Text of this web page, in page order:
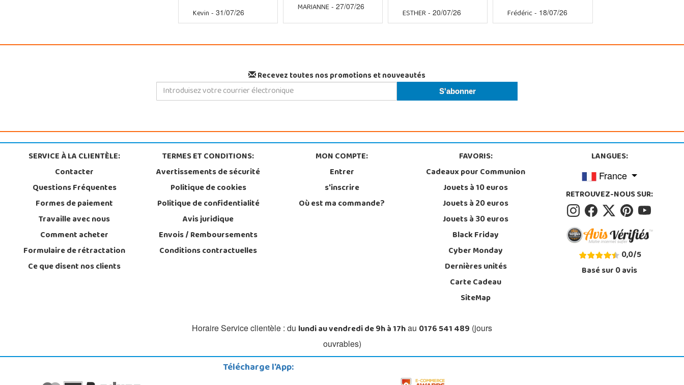
Kevin - 31/07/26 MARIANNE- 27/07/26
ESTHER - 20/07/26
Frédéric- 18/07/26
Recevez toutes nos promotions et nouveautés
SERVICE À LA CLIENTÈLE:
Contacter
Questions Fréquentes
Formes de paiement
Travaille avec nous
Comment acheter
Formulaire de rétractation
Ce que disent nos clients
TERMES ET CONDITIONS:
Avertissements de sécurité
Politique de cookies
Politique de confidentialité
Avis juridique
Envois / Remboursements
Conditions contractuelles
MON COMPTE:
Entrer
s'inscrire
Où est ma commande?
FAVORIS:
Cadeaux pour Communion
Jouets à 10 euros
Jouets à 20 euros
Jouets à 30 euros
Black Friday
Cyber Monday
Dernières unités
Carte Cadeau
SiteMap
LANGUES:
France
RETROUVEZ-NOUS SUR:
0,0/5
Basé sur0avis
Horaire Service clientèle : du lundi au vendredi de 9h à 17hau 0176 541 489 (jours
ouvrables)
Télécharge l'App: